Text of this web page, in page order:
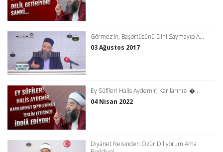
Görmez’in, Başörtüsünü Dini Saymayıp A...
03 Ağustos 2017
Ey Sûfîler! Halis Aydemir, Karılarınızı �...
04 Nisan 2022
Diyanet Reisinden Özür Diliyorum Ama